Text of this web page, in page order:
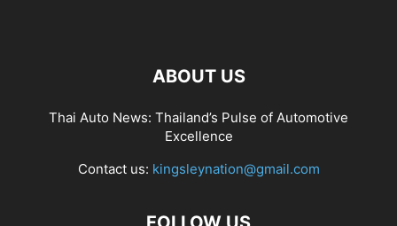
ABOUT US
Thai Auto News: Thailand’s Pulse of Automotive
Excellence
Contact us: kingsleynation@gmail.com